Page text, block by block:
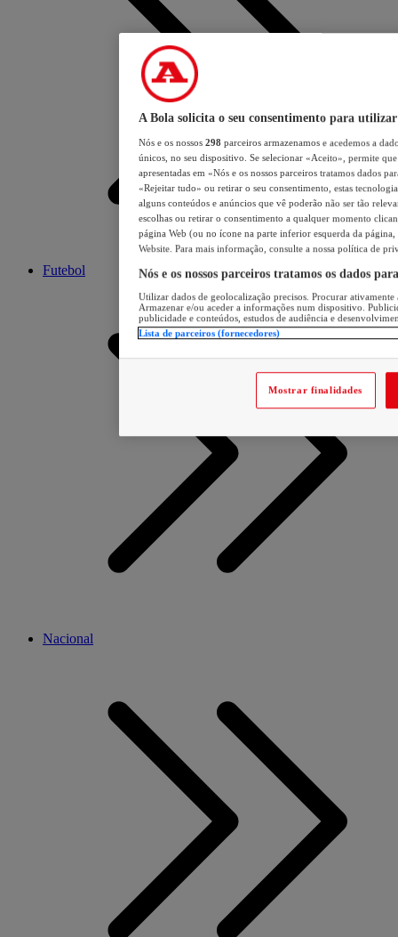
Futebol
Nacional
A Bola solicita o seu consentimento para utilizar
Nós e os nossos 298 parceiros armazenamos e acedemos a
únicos, no seu dispositivo. Se selecionar «Aceito», permite
apresentadas em «Nós e os nossos parceiros tratamos dados
«Rejeitar tudo» ou retirar o seu consentimento, estas
alguns conteúdos e anúncios que vê poderão não ser tão
escolhas ou retirar o consentimento a qualquer momento
página Web (ou no ícone na parte inferior esquerda da página,
Website. Para mais informação, consulte a nossa política de
Nós e os nossos parceiros tratamos os dados
Utilizar dados de geolocalização precisos. Procurar
Armazenar e/ou aceder a informações num dispositivo.
publicidade e conteúdos, estudos de audiência e
Lista de parceiros (fornecedores)
Mostrar finalidades